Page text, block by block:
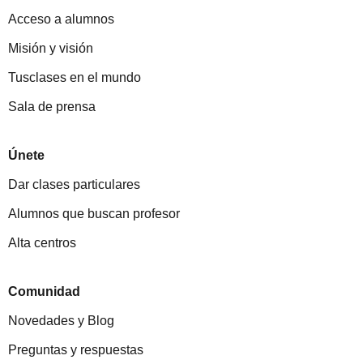
Acceso a alumnos
Misión y visión
Tusclases en el mundo
Sala de prensa
Únete
Dar clases particulares
Alumnos que buscan profesor
Alta centros
Comunidad
Novedades y Blog
Preguntas y respuestas